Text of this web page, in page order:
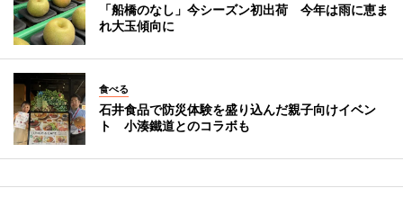
「船橋のなし」今シーズン初出荷 今年は雨に恵ま
れ大玉傾向に
食べる
石井食品で防災体験を盛り込んだ親子向けイベン
ト 小湊鐵道とのコラボも